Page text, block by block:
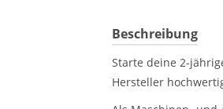
Beschreibung
Starte deine 2-
Hersteller